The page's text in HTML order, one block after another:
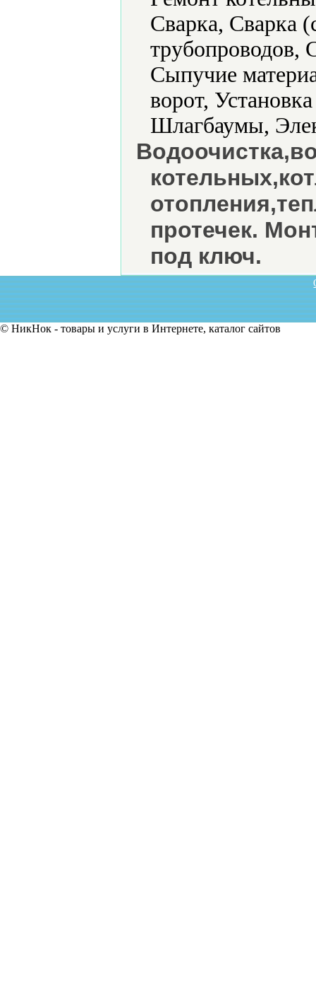
Сварка, Сварка
трубопроводов,
Сыпучие
ворот,
Шлагбаумы,
протечек.
под ключ.
© НикНок - товары и услуги в Интернете, каталог сайтов